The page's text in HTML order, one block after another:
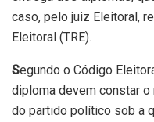
caso, pelo juiz Eleitoral,
Eleitoral (TRE).
Segundo o Código
diploma devem constar o
do partido político sob a